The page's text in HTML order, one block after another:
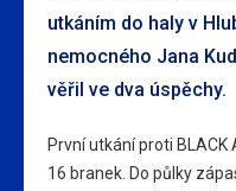
utkáním do haly v
nemocného Jana
věřil ve dva úspěchy.
První utkání proti BLACK
16 branek. Do půlky